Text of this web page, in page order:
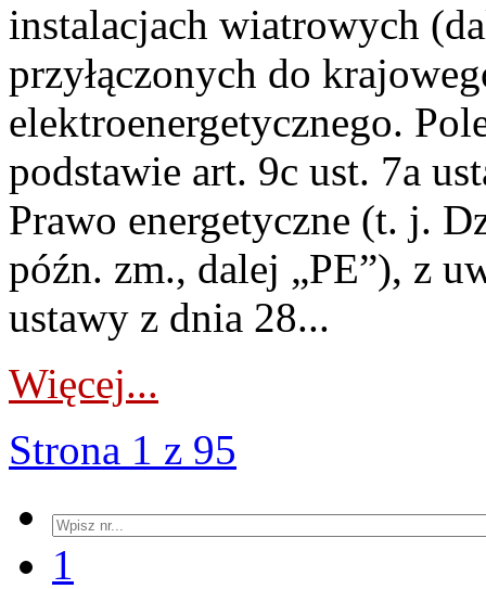
instalacjach wiatrowych
przyłączonych do
elektroenergetycznego.
podstawie art. 9c ust. 7a
Prawo energetyczne (t. j.
późn. zm., dalej „PE”), z
ustawy z dnia 28...
Więcej...
Strona 1 z 95
1